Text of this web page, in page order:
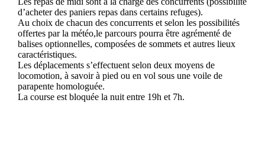
d’acheter des paniers repas dans certains refuges).
Au choix de chacun des concurrents et selon les possibilités
offertes par la météo,le parcours pourra être agrémenté de
balises optionnelles, composées de sommets et autres lieux
caractéristiques.
Les déplacements s’effectuent selon deux moyens de
locomotion, à savoir à pied ou en vol sous une voile de
parapente homologuée.
La course est bloquée la nuit entre 19h et 7h.